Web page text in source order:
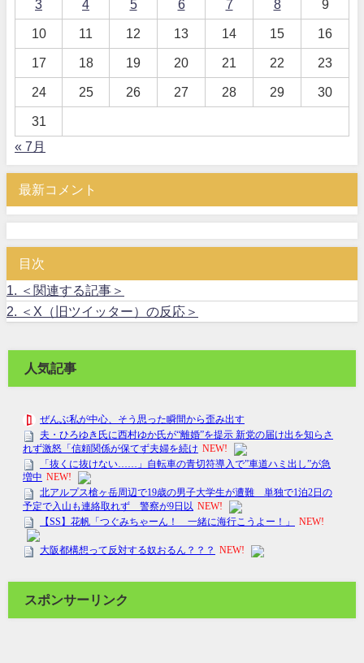
3 4 5 6 7 8 9
10 11 12 13 14 15 16
17 18 19 20 21 22 23
24 25 26 27 28 29 30
31
« 7月
最新コメント
目次
1.
＜関連する記事＞
2.
＜X（旧ツイッター）の反応＞
人気記事
スポンサーリンク